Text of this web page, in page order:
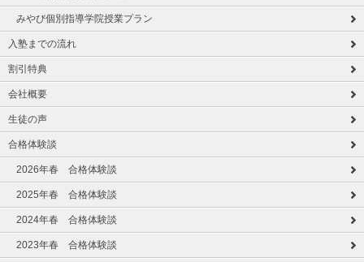
みやび個別指導学院授業プラン
入塾までの流れ
割引特典
会社概要
生徒の声
合格体験談
2026年春 合格体験談
2025年春 合格体験談
2024年春 合格体験談
2023年春 合格体験談